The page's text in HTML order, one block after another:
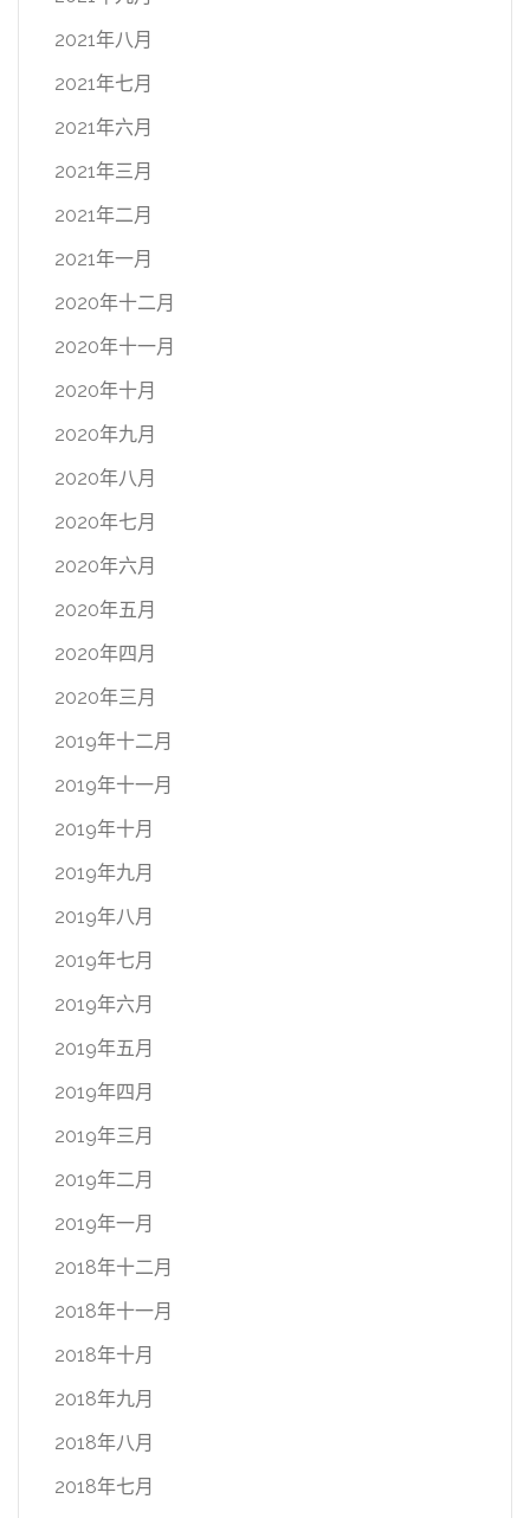
2021年八月
2021年七月
2021年六月
2021年三月
2021年二月
2021年一月
2020年十二月
2020年十一月
2020年十月
2020年九月
2020年八月
2020年七月
2020年六月
2020年五月
2020年四月
2020年三月
2019年十二月
2019年十一月
2019年十月
2019年九月
2019年八月
2019年七月
2019年六月
2019年五月
2019年四月
2019年三月
2019年二月
2019年一月
2018年十二月
2018年十一月
2018年十月
2018年九月
2018年八月
2018年七月